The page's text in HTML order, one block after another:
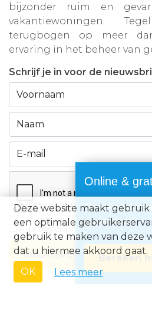
Online &
Benieuwd
eigendom?
Bereken
bijzonder ruim en
vakantiewoningen.
terugbogen op meer
ervaring in het beheer van
Schrijf je in voor de
Ik ga akkoord met de
Inschrijven
Deze website maakt gebruik
een optimale
gebruik te maken van deze
dat u hiermee akkoord gaat.
OK
Lees meer